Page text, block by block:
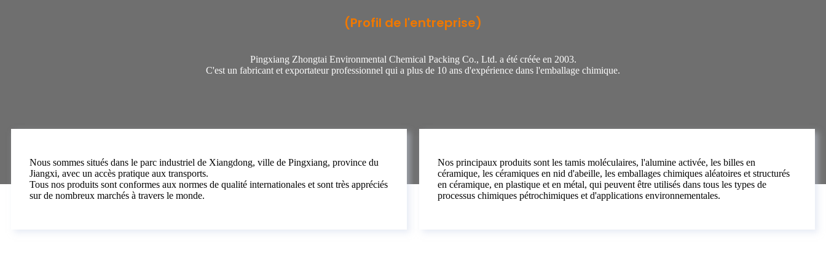
(Profil de l'entreprise)
Pingxiang Zhongtai Environmental Chemical Packing Co., Ltd. a été créée en 2003.
C'est un fabricant et exportateur professionnel qui a plus de 10 ans d'expérience dans l'emballage chimique.
Nous sommes situés dans le parc industriel de Xiangdong, ville de Pingxiang, province du
Jiangxi, avec un accès pratique aux transports.
Tous nos produits sont conformes aux normes de qualité internationales et sont très appréciés
sur de nombreux marchés à travers le monde.
Nos principaux produits sont les tamis moléculaires, l'alumine activée, les billes en
céramique, les céramiques en nid d'abeille, les emballages chimiques aléatoires et structurés
en céramique, en plastique et en métal, qui peuvent être utilisés dans tous les types de
processus chimiques pétrochimiques et d'applications environnementales.